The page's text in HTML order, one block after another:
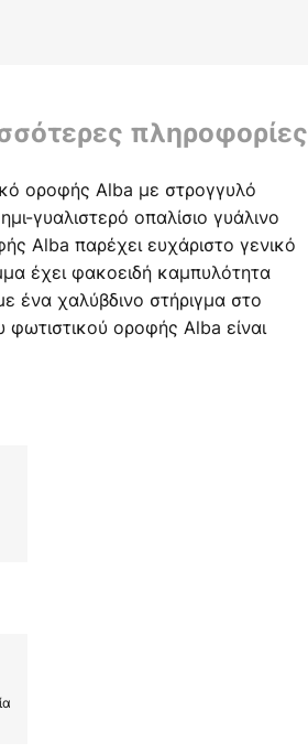
πληροφορίες
οροφής Alba με στρογγυλό
γυαλιστερό οπαλίσιο γυάλινο
Alba παρέχει ευχάριστο γενικό
έχει φακοειδή καμπυλότητα
ένα χαλύβδινο στήριγμα στο
οροφής Alba είναι
σημαίνει ότι μπορεί να